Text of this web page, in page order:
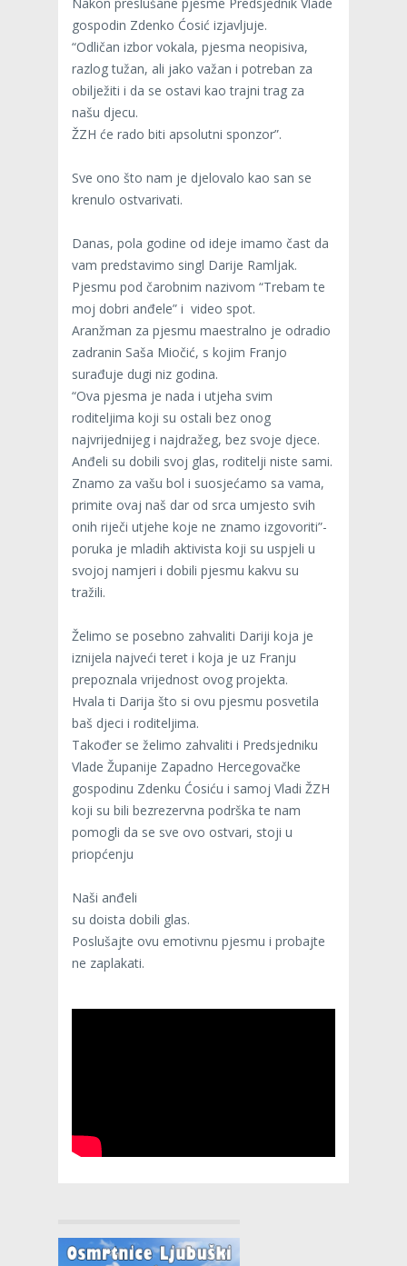
gospodin Zdenko Ćosić izjavljuje.
“Odličan izbor vokala, pjesma neopisiva,
razlog tužan, ali jako važan i potreban za
obilježiti i da se ostavi kao trajni trag za
našu djecu.
ŽZH će rado biti apsolutni sponzor”.
Sve ono što nam je djelovalo kao san se
krenulo ostvarivati.
Danas, pola godine od ideje imamo čast da
vam predstavimo singl Darije Ramljak.
Pjesmu pod čarobnim nazivom “Trebam te
moj dobri anđele” i video spot.
Aranžman za pjesmu maestralno je odradio
zadranin Saša Miočić, s kojim Franjo
surađuje dugi niz godina.
“Ova pjesma je nada i utjeha svim
roditeljima koji su ostali bez onog
najvrijednijeg i najdražeg, bez svoje djece.
Anđeli su dobili svoj glas, roditelji niste sami.
Znamo za vašu bol i suosjećamo sa vama,
primite ovaj naš dar od srca umjesto svih
onih riječi utjehe koje ne znamo izgovoriti”-
poruka je mladih aktivista koji su uspjeli u
svojoj namjeri i dobili pjesmu kakvu su
tražili.
Želimo se posebno zahvaliti Dariji koja je
iznijela najveći teret i koja je uz Franju
prepoznala vrijednost ovog projekta.
Hvala ti Darija što si ovu pjesmu posvetila
baš djeci i roditeljima.
Također se želimo zahvaliti i Predsjedniku
Vlade Županije Zapadno Hercegovačke
gospodinu Zdenku Ćosiću i samoj Vladi ŽZH
koji su bili bezrezervna podrška te nam
pomogli da se sve ovo ostvari, stoji u
priopćenju
Naši anđeli
su doista dobili glas.
Poslušajte ovu emotivnu pjesmu i probajte
ne zaplakati.